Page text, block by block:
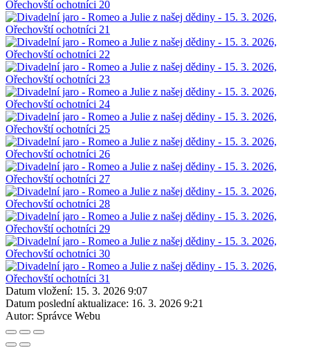
Datum vložení: 15. 3. 2026 9:07
Datum poslední aktualizace: 16. 3. 2026 9:21
Autor: Správce Webu